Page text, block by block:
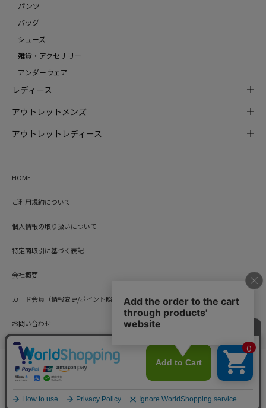
パンツ
バッグ
シューズ
雑貨・アクセサリー
アンダーウェア
レディース
アウトレットメンズ
アウトレットレディース
HOME
ご利用規約について
個人情報の取り扱いについて
特定商取引に基づく表記
会社概要
カード会員（情報変更/ポイント照会）
お問い合わせ
Copyright © HARUYAMA TRADING CO.,LTD. All Rights Reserved.